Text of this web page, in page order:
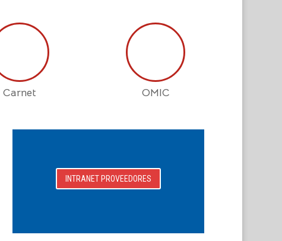
Carnet OMIC
INTRANET PROVEEDORES